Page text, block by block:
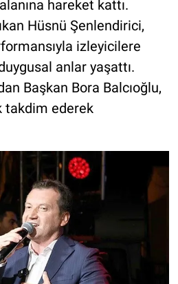
hareket kattı.
Hüsnü Şenlendirici,
izleyicilere
anlar yaşattı.
Başkan Bora Balcıoğlu,
takdim ederek